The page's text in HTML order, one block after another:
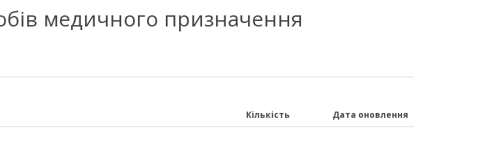
медичного призначення
Кількість Дата оновлення